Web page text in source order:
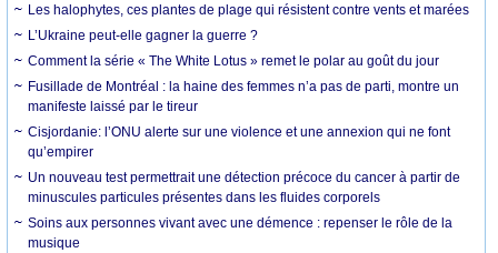
Les halophytes, ces plantes de plage qui résistent contre vents et marées
L’Ukraine peut-elle gagner la guerre ?
Comment la série « The White Lotus » remet le polar au goût du jour
Fusillade de Montréal : la haine des femmes n’a pas de parti, montre un
manifeste laissé par le tireur
Cisjordanie: l’ONU alerte sur une violence et une annexion qui ne font
qu’empirer
Un nouveau test permettrait une détection précoce du cancer à partir de
minuscules particules présentes dans les fluides corporels
Soins aux personnes vivant avec une démence : repenser le rôle de la
musique